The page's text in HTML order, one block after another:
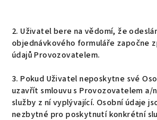
2. Uživatel bere na vědomí, že
objednávkového formuláře započne
údajů Provozovatelem.
3. Pokud Uživatel neposkytne své
uzavřít smlouvu s Provozovatelem a/
služby z ní vyplývající. Osobní údaje
nezbytné pro poskytnutí konkrétní